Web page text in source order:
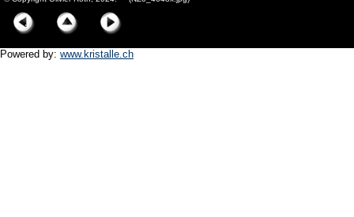
Powered by: www.kristalle.ch